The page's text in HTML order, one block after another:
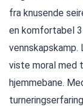
fra knusende
en komfortabel
viste moral med
hjemmebane.